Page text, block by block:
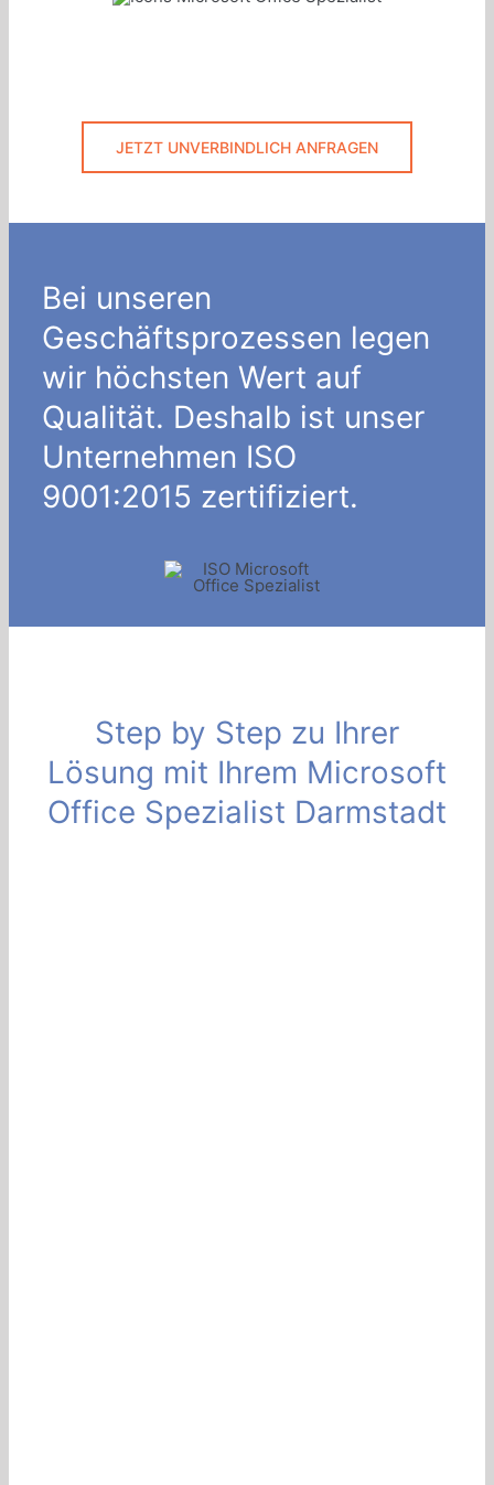
JETZT UNVERBINDLICH ANFRAGEN
Bei unseren
Geschäftsprozessen legen
wir höchsten Wert auf
Qualität. Deshalb ist unser
Unternehmen ISO
9001:2015 zertifiziert.
Step by Step zu Ihrer
Lösung mit Ihrem Microsoft
Office Spezialist Darmstadt